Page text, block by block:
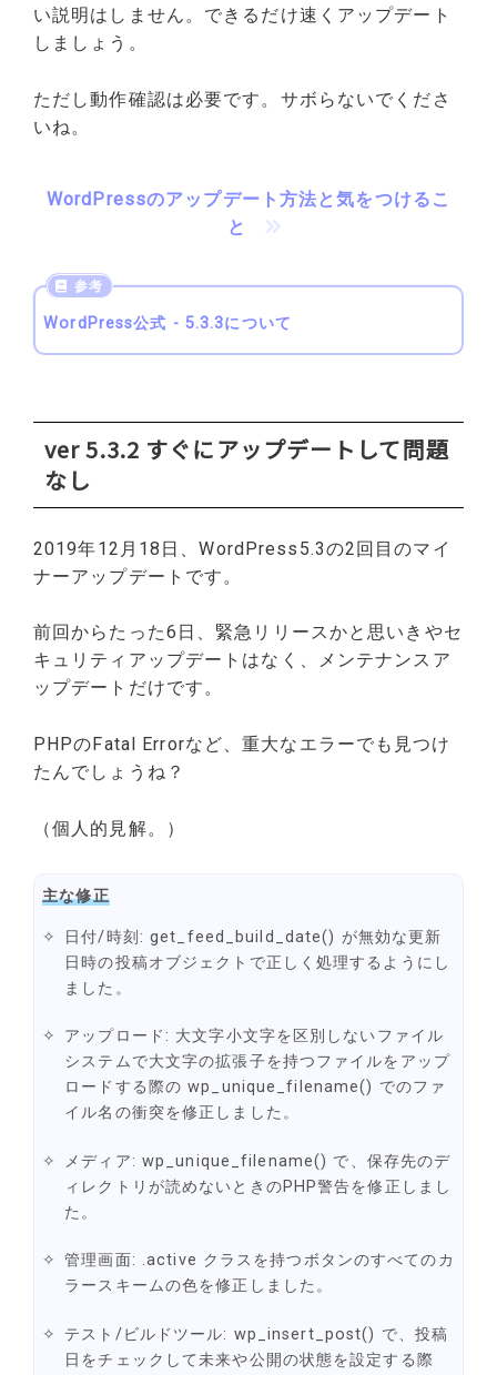
い説明はしません。できるだけ速くアップデート
しましょう。
ただし動作確認は必要です。サボらないでくださ
いね。
WordPressのアップデート方法と気をつけるこ
と
WordPress公式 - 5.3.3について
ver 5.3.2 すぐにアップデートして問題
なし
2019年12月18日、WordPress5.3の2回目のマイ
ナーアップデートです。
前回からたった6日、緊急リリースかと思いきやセ
キュリティアップデートはなく、メンテナンスア
ップデートだけです。
PHPのFatal Errorなど、重大なエラーでも見つけ
たんでしょうね？
（個人的見解。）
主な修正
日付/時刻: get_feed_build_date() が無効な更新
日時の投稿オブジェクトで正しく処理するようにし
ました。
アップロード: 大文字小文字を区別しないファイル
システムで大文字の拡張子を持つファイルをアップ
ロードする際の wp_unique_filename() でのファ
イル名の衝突を修正しました。
メディア: wp_unique_filename() で、保存先のデ
ィレクトリが読めないときのPHP警告を修正しまし
た。
管理画面: .active クラスを持つボタンのすべてのカ
ラースキームの色を修正しました。
テスト/ビルドツール: wp_insert_post() で、投稿
日をチェックして未来や公開の状態を設定する際